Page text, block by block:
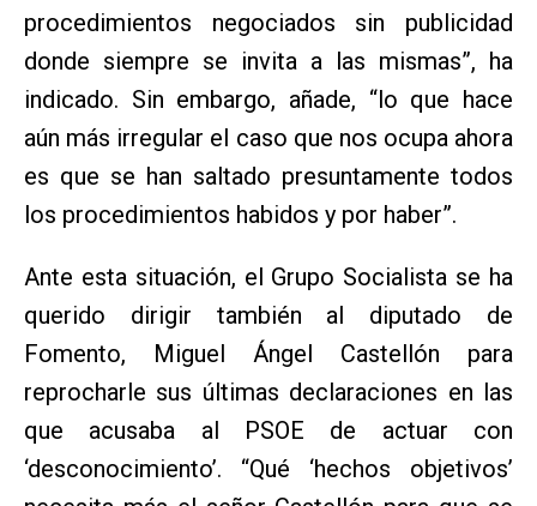
procedimientos negociados sin publicidad
donde siempre se invita a las mismas”, ha
indicado. Sin embargo, añade, “lo que hace
aún más irregular el caso que nos ocupa ahora
es que se han saltado presuntamente todos
los procedimientos habidos y por haber”.
Ante esta situación, el Grupo Socialista se ha
querido dirigir también al diputado de
Fomento, Miguel Ángel Castellón para
reprocharle sus últimas declaraciones en las
que acusaba al PSOE de actuar con
‘desconocimiento’. “Qué ‘hechos objetivos’